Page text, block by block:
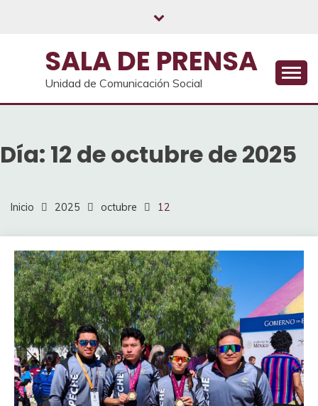
SALA DE PRENSA
Unidad de Comunicación Social
Día: 12 de octubre de 2025
Inicio 2025 octubre 12